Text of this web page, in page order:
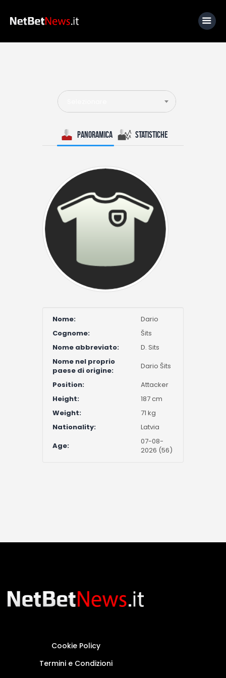
News
Calcio
Basket
Tennis
Lo Sapevi Che
Fantacalcio
I consigli di Giulia
Serie A
Panoramica Statistiche
Nome:
Dario
Cognome:
Šits
Nome abbreviato:
D. Sits
Nome nel proprio
paese di origine:
Dario Šits
Position:
Attacker
Height:
187 cm
Weight:
71 kg
Nationality:
Latvia
Age:
07-08-
2026 (56)
Cookie Policy
Termini e Condizioni